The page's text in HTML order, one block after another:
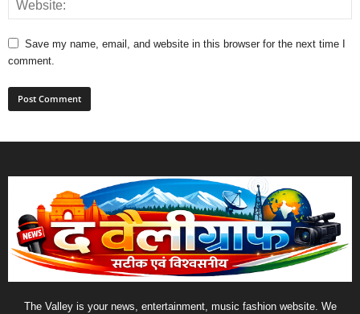
Save my name, email, and website in this browser for the next time I
comment.
The Valley is your news, entertainment, music fashion website. We